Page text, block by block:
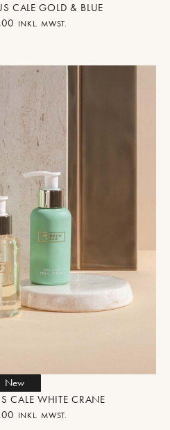
CALE GOLD & BLUE
INKL. MWST.
New
CALE WHITE CRANE
INKL. MWST.